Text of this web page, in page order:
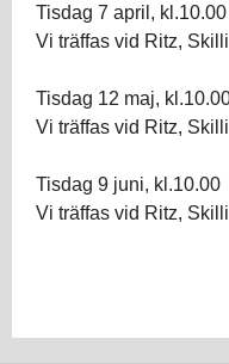
Tisdag 7 april, kl.10.00
Vi träffas vid Ritz,
Tisdag 12 maj,
Vi träffas vid Ritz,
Tisdag 9 juni, kl.10.00
Vi träffas vid Ritz,